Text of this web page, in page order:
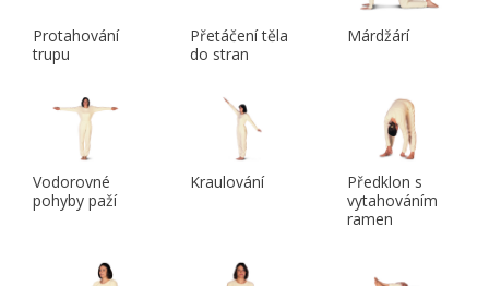
Protahování
trupu
Přetáčení těla
do stran
Márdžárí
Vodorovné
pohyby paží
Kraulování
Předklon s
vytahováním
ramen